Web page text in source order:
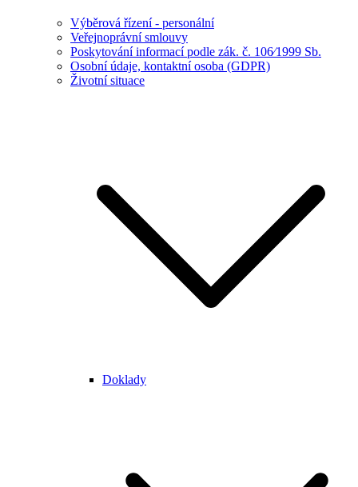
Výběrová řízení - personální
Veřejnoprávní smlouvy
Poskytování informací podle zák. č. 106⁄1999 Sb.
Osobní údaje, kontaktní osoba (GDPR)
Životní situace
Doklady